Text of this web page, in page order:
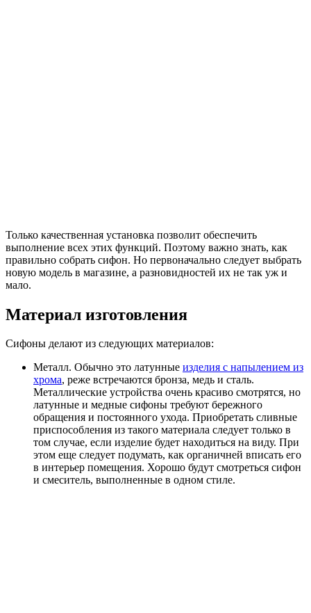
Только качественная установка позволит обеспечить
выполнение всех этих функций. Поэтому важно знать, как
правильно собрать сифон. Но первоначально следует выбрать
новую модель в магазине, а разновидностей их не так уж и
мало.
Материал изготовления
Сифоны делают из следующих материалов:
Металл. Обычно это латунные изделия с напылением из
хрома, реже встречаются бронза, медь и сталь.
Металлические устройства очень красиво смотрятся, но
латунные и медные сифоны требуют бережного
обращения и постоянного ухода. Приобретать сливные
приспособления из такого материала следует только в
том случае, если изделие будет находиться на виду. При
этом еще следует подумать, как органичней вписать его
в интерьер помещения. Хорошо будут смотреться сифон
и смеситель, выполненные в одном стиле.